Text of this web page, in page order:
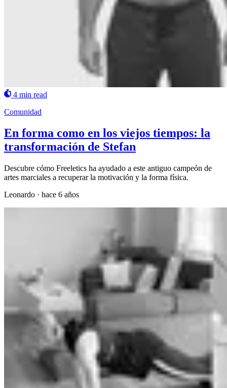
4 min read
Comunidad
En forma como en los viejos tiempos: la
transformación de Stefan
Descubre cómo Freeletics ha ayudado a este antiguo campeón de
artes marciales a recuperar la motivación y la forma física.
Leonardo · hace 6 años